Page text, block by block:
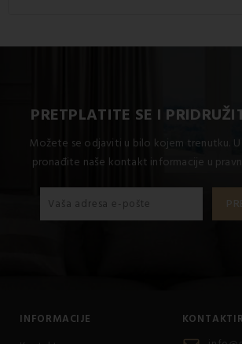
PRETPLATITE SE I
Možete se odjaviti u bilo kojem trenutku. U
pronađite naše kontakt informacije u
INFORMACIJE